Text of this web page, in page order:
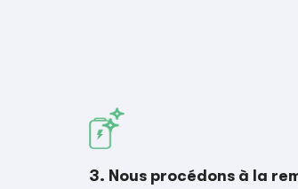
3. Nous procédons à la